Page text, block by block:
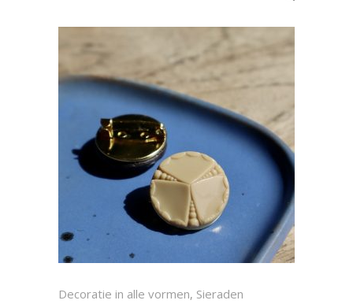
Decoratie in alle vormen, Sieraden